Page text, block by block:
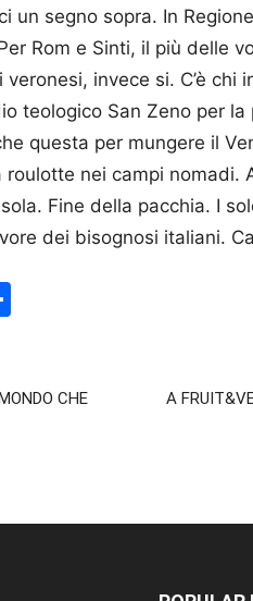
un segno sopra. In
Rom e Sinti, il più delle
invece si. C’è chi
teologico San Zeno per
questa per mungere il
nei campi nomadi.
Fine della pacchia. I
dei bisognosi italiani.
CHE
A